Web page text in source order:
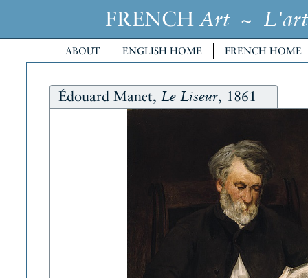
FRENCH Art~ L'art
ABOUT ENGLISH HOME FRENCH HOME
Édouard Manet, Le Liseur, 1861